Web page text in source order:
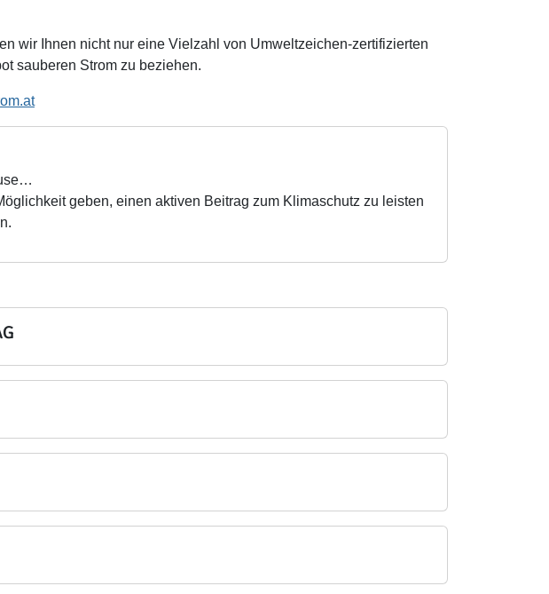
wir Ihnen nicht nur eine Vielzahl von Umweltzeichen-zertifizierten
sauberen Strom zu beziehen.
geben, einen aktiven Beitrag zum Klimaschutz zu leisten